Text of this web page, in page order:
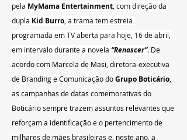
pela MyMama Entertainment , com direção da
dupla Kid Burro , a trama tem estreia
programada em TV aberta para hoje, 16 de abril,
em intervalo durante a novela “Renascer”. De
acordo com Marcela de Masi, diretora-executiva
de Branding e Comunicação do Grupo Boticário
as campanhas de datas comemorativas do
Boticário sempre trazem assuntos relevantes que
reforçam a identificação e o pertencimento de
milhares de mães brasileiras e, neste ano, a